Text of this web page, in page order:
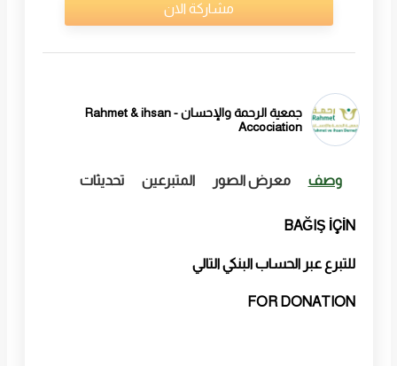
مشاركة الان
جمعية الرحمة والإحسان - Rahmet & ihsan
Accociation
وصف معرض الصور المتبرعين تحديثات
BAĞIŞ İÇİN
للتبرع عبر الحساب البنكي التالي
FOR DONATION